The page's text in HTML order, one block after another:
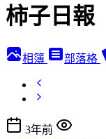
柿子日報
相簿 部落格
3年前